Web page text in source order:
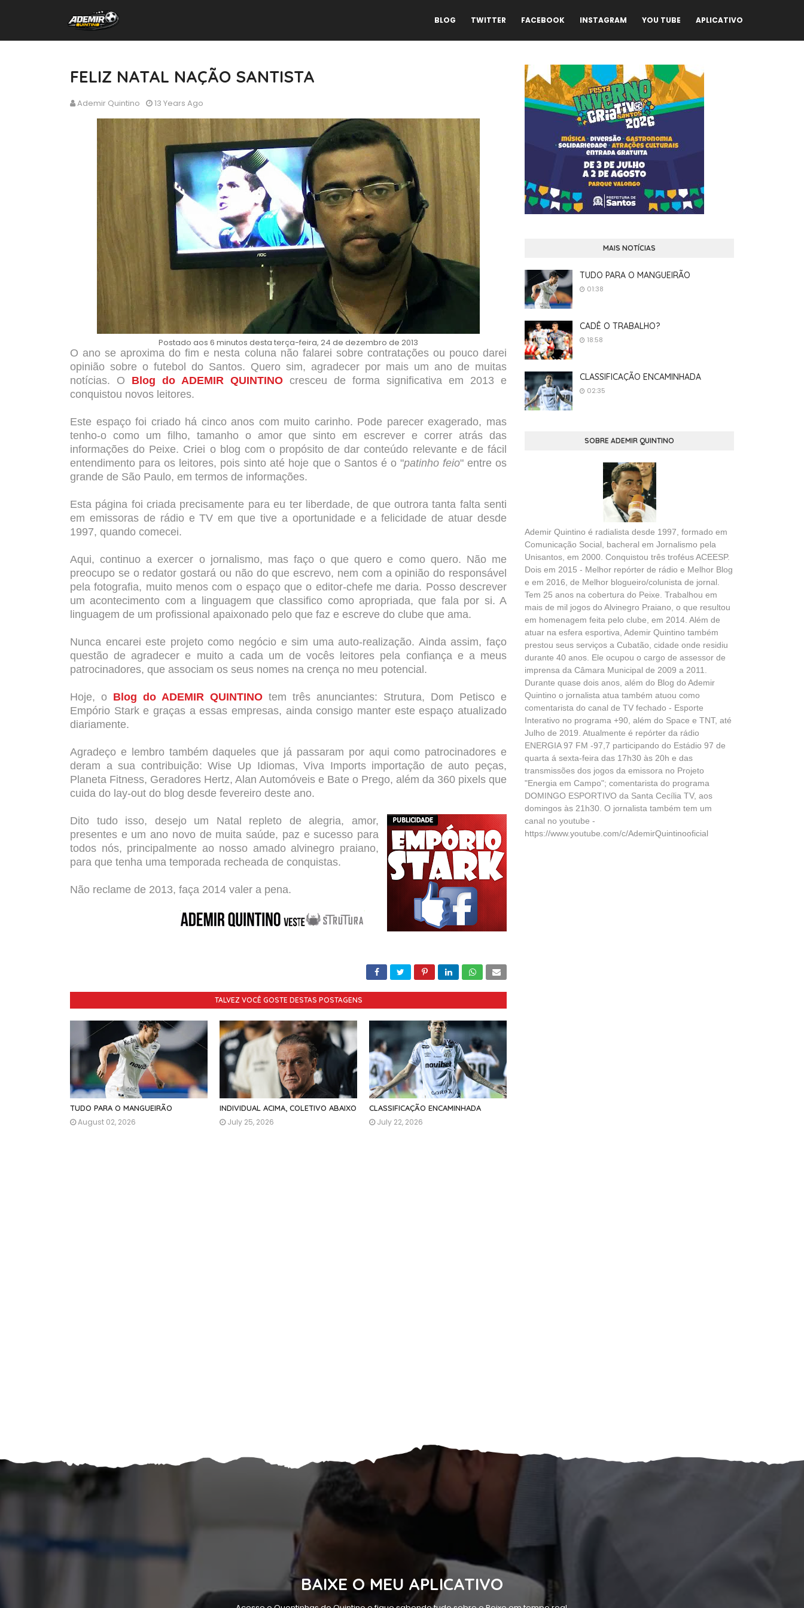
BLOG TWITTER FACEBOOK INSTAGRAM YOU TUBE APLICATIVO
FELIZ NATAL NAÇÃO SANTISTA
Ademir Quintino 13 Years Ago
Postado aos 6 minutos desta terça-feira, 24 de dezembro de 2013
O ano se aproxima do fim e nesta coluna não falarei sobre contratações ou pouco darei
opinião sobre o futebol do Santos. Quero sim, agradecer por mais um ano de muitas
notícias. O Blog do ADEMIR QUINTINO cresceu de forma significativa em 2013 e
conquistou novos leitores.
Este espaço foi criado há cinco anos com muito carinho. Pode parecer exagerado, mas
tenho-o como um filho, tamanho o amor que sinto em escrever e correr atrás das
informações do Peixe. Criei o blog com o propósito de dar conteúdo relevante e de fácil
entendimento para os leitores, pois sinto até hoje que o Santos é o "patinho feio" entre os
grande de São Paulo, em termos de informações.
Esta página foi criada precisamente para eu ter liberdade, de que outrora tanta falta senti
em emissoras de rádio e TV em que tive a oportunidade e a felicidade de atuar desde
1997, quando comecei.
Aqui, continuo a exercer o jornalismo, mas faço o que quero e como quero. Não me
preocupo se o redator gostará ou não do que escrevo, nem com a opinião do responsável
pela fotografia, muito menos com o espaço que o editor-chefe me daria. Posso descrever
um acontecimento com a linguagem que classifico como apropriada, que fala por si. A
linguagem de um profissional apaixonado pelo que faz e escreve do clube que ama.
Nunca encarei este projeto como negócio e sim uma auto-realização. Ainda assim, faço
questão de agradecer e muito a cada um de vocês leitores pela confiança e a meus
patrocinadores, que associam os seus nomes na crença no meu potencial.
Hoje, o Blog do ADEMIR QUINTINO tem três anunciantes: Strutura, Dom Petisco e
Empório Stark e graças a essas empresas, ainda consigo manter este espaço atualizado
diariamente.
Agradeço e lembro também daqueles que já passaram por aqui como patrocinadores e
deram a sua contribuição: Wise Up Idiomas, Viva Imports importação de auto peças,
Planeta Fitness, Geradores Hertz, Alan Automóveis e Bate o Prego, além da 360 pixels que
cuida do lay-out do blog desde fevereiro deste ano.
Dito tudo isso, desejo um Natal repleto de alegria, amor,
presentes e um ano novo de muita saúde, paz e sucesso para
todos nós, principalmente ao nosso amado alvinegro praiano,
para que tenha uma temporada recheada de conquistas.
Não reclame de 2013, faça 2014 valer a pena.
TALVEZ VOCÊ GOSTE DESTAS POSTAGENS
TUDO PARA O MANGUEIRÃO
August 02, 2026
INDIVIDUAL ACIMA, COLETIVO ABAIXO
July 25, 2026
CLASSIFICAÇÃO ENCAMINHADA
July 22, 2026
MAIS NOTÍCIAS
TUDO PARA O MANGUEIRÃO
01:38
CADÊ O TRABALHO?
18:58
CLASSIFICAÇÃO ENCAMINHADA
02:35
SOBRE ADEMIR QUINTINO
Ademir Quintino é radialista desde 1997, formado em
Comunicação Social, bacheral em Jornalismo pela
Unisantos, em 2000. Conquistou três troféus ACEESP.
Dois em 2015 - Melhor repórter de rádio e Melhor Blog
e em 2016, de Melhor blogueiro/colunista de jornal.
Tem 25 anos na cobertura do Peixe. Trabalhou em
mais de mil jogos do Alvinegro Praiano, o que resultou
em homenagem feita pelo clube, em 2014. Além de
atuar na esfera esportiva, Ademir Quintino também
prestou seus serviços a Cubatão, cidade onde residiu
durante 40 anos. Ele ocupou o cargo de assessor de
imprensa da Câmara Municipal de 2009 a 2011.
Durante quase dois anos, além do Blog do Ademir
Quintino o jornalista atua também atuou como
comentarista do canal de TV fechado - Esporte
Interativo no programa +90, além do Space e TNT, até
Julho de 2019. Atualmente é repórter da rádio
ENERGIA 97 FM -97,7 participando do Estádio 97 de
quarta á sexta-feira das 17h30 às 20h e das
transmissões dos jogos da emissora no Projeto
"Energia em Campo"; comentarista do programa
DOMINGO ESPORTIVO da Santa Cecília TV, aos
domingos às 21h30. O jornalista também tem um
canal no youtube -
https://www.youtube.com/c/AdemirQuintinooficial
BAIXE O MEU APLICATIVO